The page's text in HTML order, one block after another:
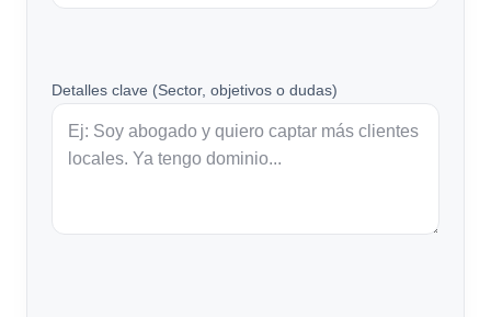
Detalles clave (Sector, objetivos o dudas)